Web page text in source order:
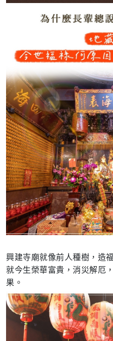
興建寺廟就像前人種樹，造
就今生榮華富貴，消災解厄
果。